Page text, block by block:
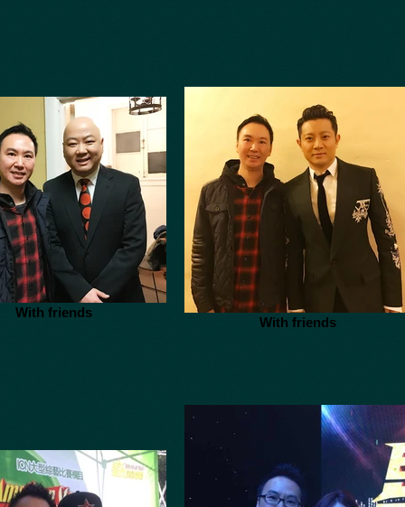
With friends
With friends